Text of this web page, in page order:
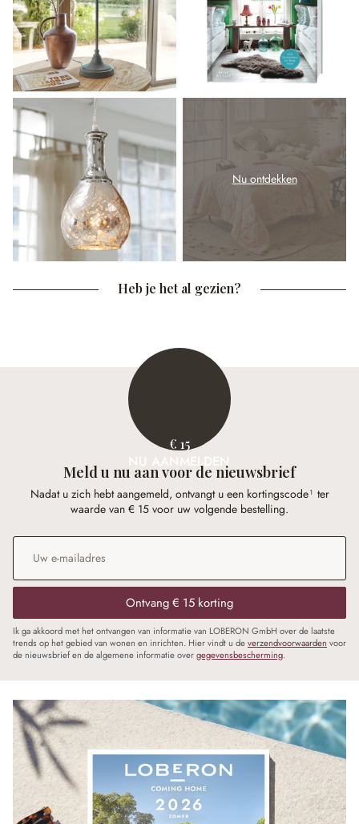
Nu ontdekken
Heb je het al gezien?
€ 15
NU AANMELDEN
Meld u nu aan voor de nieuwsbrief
Nadat u zich hebt aangemeld, ontvangt u een kortingscode¹ ter
waarde van € 15 voor uw volgende bestelling.
E-mailadres
Ontvang € 15 korting
Ik ga akkoord met het ontvangen van informatie van LOBERON GmbH over de laatste
trends op het gebied van wonen en inrichten. Hier vindt u deverzendvoorwaarden voor
de nieuwsbrief en de algemene informatie overgegevensbescherming.